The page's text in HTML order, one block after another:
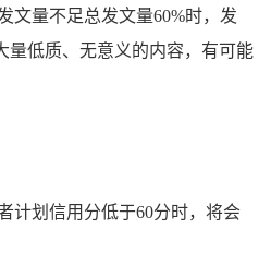
量不足总发文量60%时，发
量低质、无意义的内容，有可能
划信用分低于60分时，将会